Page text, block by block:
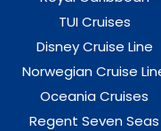
TUI Cruises
Disney Cruise Line
Norwegian Cruise
Oceania Cruises
Regent Seven Seas